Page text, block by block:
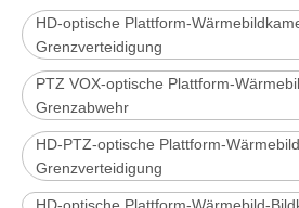
HD-optische Plattform-
Grenzverteidigung
PTZ VOX-optische Plattform-
Grenzabwehr
HD-PTZ-optische Plattform-
Grenzverteidigung